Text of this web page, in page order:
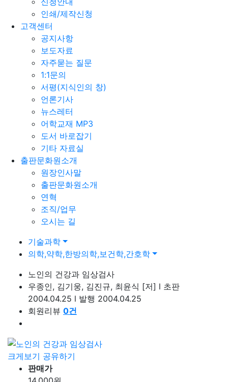
인쇄/제작신청
고객센터
공지사항
보도자료
자주묻는 질문
1:1문의
서평(지식인의 창)
언론기사
뉴스레터
어학교재 MP3
도서 바로잡기
기타 자료실
출판문화원소개
원장인사말
출판문화원소개
연혁
조직/업무
오시는 길
기술과학
의학,약학,한방의학,보건학,간호학
노인의 건강과 임상검사
우종인, 김기웅, 김진규, 최윤식 [저] l 초판
2004.04.25 l 발행 2004.04.25
회원리뷰 0건
크게보기 공유하기
판매가